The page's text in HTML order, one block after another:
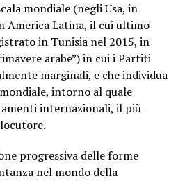
mondiale (negli Usa, in
America Latina, il cui ultimo
in Tunisia nel 2015, in
arabe”) in cui i Partiti
marginali, e che individua
intorno al quale
internazionali, il più
progressiva delle forme
nel mondo della